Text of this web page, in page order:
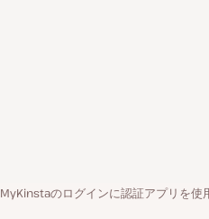
MyKinstaのログインに認証アプリを使